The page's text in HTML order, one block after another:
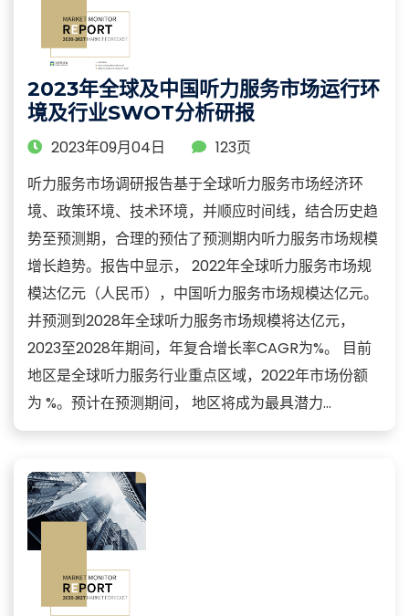
2023年全球及中国听力服务市场运行环
境及行业SWOT分析研报
2023年09月04日
123页
听力服务市场调研报告基于全球听力服务市场经济环
境、政策环境、技术环境，并顺应时间线，结合历史趋
势至预测期，合理的预估了预测期内听力服务市场规模
增长趋势。报告中显示， 2022年全球听力服务市场规
模达亿元（人民币），中国听力服务市场规模达亿元。
并预测到2028年全球听力服务市场规模将达亿元，
2023至2028年期间，年复合增长率CAGR为%。 目前
地区是全球听力服务行业重点区域，2022年市场份额
为 %。预计在预测期间， 地区将成为最具潜力...